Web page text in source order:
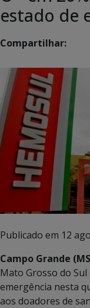
estado de
Compartilhar:
Publicado em 12
Campo Grande
Mato Grosso do
emergência nesta
aos doadores de